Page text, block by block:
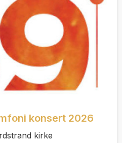
konsert 2026
kirke